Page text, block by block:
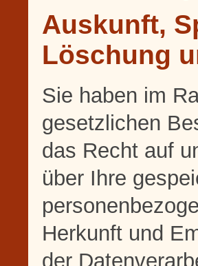
Auskunft,
Löschung
Sie haben im
gesetzlichen
das Recht auf
über Ihre
Herkunft und
der